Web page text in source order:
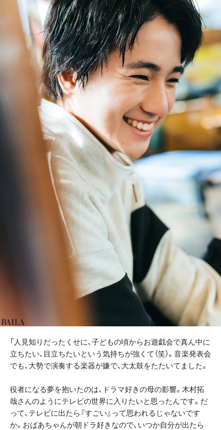
「人見知りだったくせに、子どもの頃からお遊戯会で真ん中に
立ちたい、目立ちたいという気持ちが強くて（笑）。音楽発表会
でも、大勢で演奏する楽器が嫌で、大太鼓をたたいてました。
役者になる夢を抱いたのは、ドラマ好きの母の影響。木村拓
哉さんのようにテレビの世界に入りたいと思ったんです。だ
って、テレビに出たら『すごい』って思われるじゃないです
か。おばあちゃんが朝ドラ好きなので、いつか自分が出たら